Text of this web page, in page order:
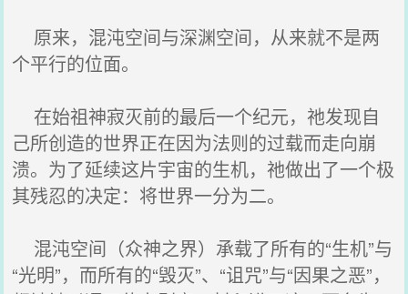
原来，混沌空间与深渊空间，从来就不是两
个平行的位面。
在始祖神寂灭前的最后一个纪元，祂发现自
己所创造的世界正在因为法则的过载而走向崩
溃。为了延续这片宇宙的生机，祂做出了一个极
其残忍的决定：将世界一分为二。
混沌空间（众神之界）承载了所有的“生机”与
“光明”，而所有的“毁灭”、“诅咒”与“因果之恶”，